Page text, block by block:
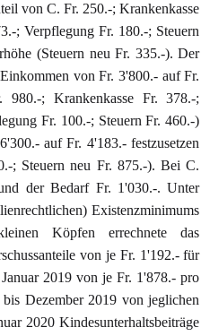
von C. Fr. 250.-; Krankenkasse
; Verpflegung Fr. 180.-; Steuern
(Steuern neu Fr. 335.-). Der
von Fr. 3'800.- auf Fr.
980.-; Krankenkasse Fr. 378.-;
Fr. 100.-; Steuern Fr. 460.-)
auf Fr. 4'183.- festzusetzen
; Steuern neu Fr. 875.-). Bei C.
der Bedarf Fr. 1'030.-. Unter
Existenzminimums
Köpfen errechnete das
von je Fr. 1'192.- für
2019 von je Fr. 1'878.- pro
Dezember 2019 von jeglichen
2020 Kindesunterhaltsbeiträge